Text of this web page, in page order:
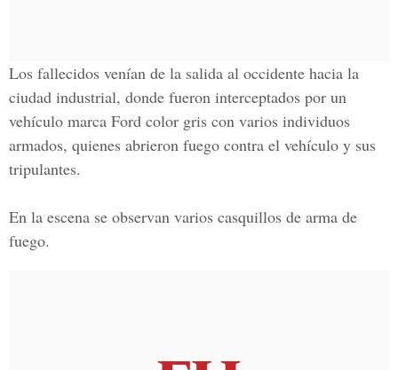
Los fallecidos venían de la salida al occidente hacia la
ciudad industrial, donde fueron interceptados por un
vehículo marca Ford color gris con varios individuos
armados, quienes abrieron fuego contra el vehículo y sus
tripulantes.
En la escena se observan varios casquillos de arma de
fuego.